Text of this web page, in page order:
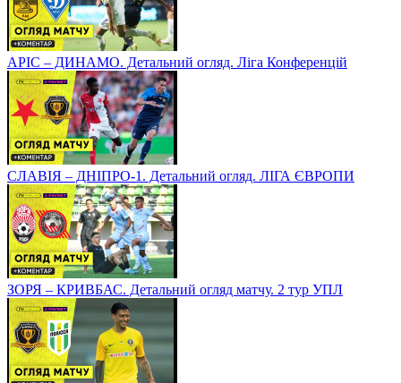
АРІС – ДИНАМО. Детальний огляд. Ліга Конференцій
СЛАВІЯ – ДНІПРО-1. Детальний огляд. ЛІГА ЄВРОПИ
ЗОРЯ – КРИВБАС. Детальний огляд матчу. 2 тур УПЛ